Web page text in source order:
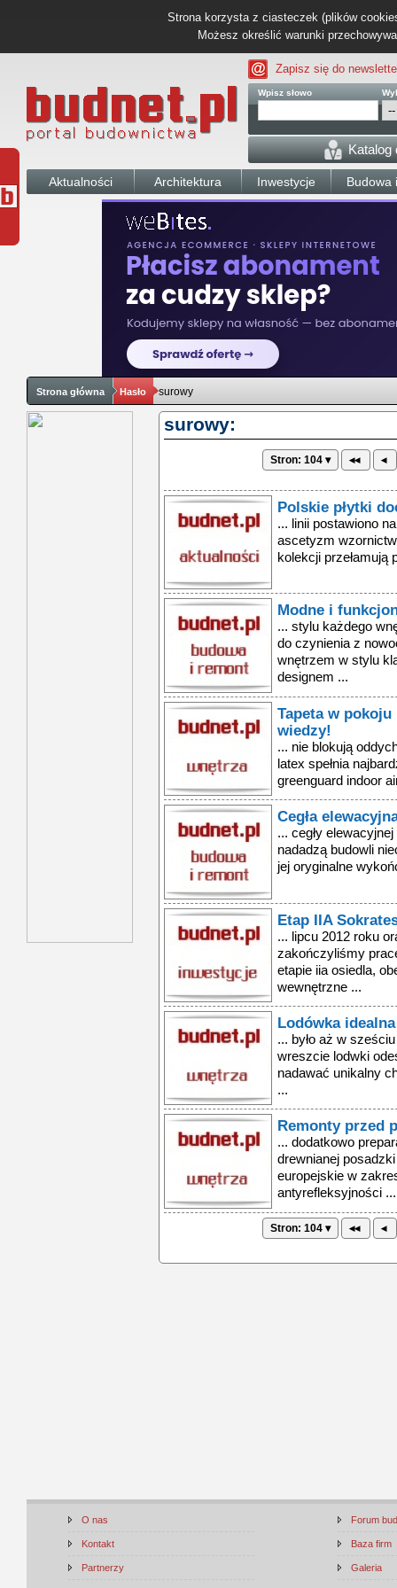
Strona korzysta z ciasteczek (plików
Możesz określić warunki
Zapisz się do
Wpisz słowo
Katalog
Aktualności Architektura Inwestycje Budowa
Strona główna Hasło surowy
surowy:
Stron: 104 ▾ ◂◂ ◂
Polskie płytki
... linii postawiono
ascetyzm
kolekcji przełamują
Modne i
... stylu każdego
do czynienia z
wnętrzem w stylu
designem ...
Tapeta w
wiedzy!
... nie blokują
latex spełnia
greenguard indoor
Cegła
... cegły
nadadzą budowli
jej oryginalne
Etap IIA
... lipcu 2012 roku
zakończyliśmy
etapie iia osiedla,
wewnętrzne ...
Lodówka idealna
... było aż w
wreszcie lodwki
nadawać unikalny
...
Remonty przed
... dodatkowo
drewnianej
europejskie w
antyrefleksyjności ...
Stron: 104 ▾ ◂◂ ◂
O nas
Kontakt
Partnerzy
Forum
Baza firm
Galeria